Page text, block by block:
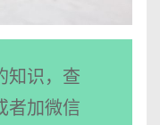
知识，查
者加微信